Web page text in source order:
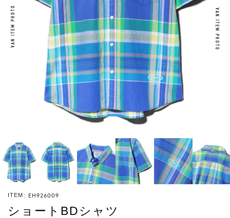
VAN ITEM PHOTO
VAN ITEM PHOTO
ITEM EH926009
ショートBDシャツ